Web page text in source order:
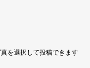
を選択して投稿できます